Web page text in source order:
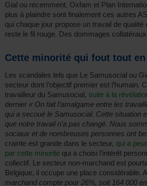
Gial ou récemment, Oxfam et Plan
plus à plaindre sont finalement ces autres
qui chaque jour propose un travail de qualité
reste le fil rouge. Des dommages
Cette minorité qui fout tout
Les scandales tels que Le Samusocial ou
secteur dont l’objectif premier est l’humain.
travailleur du Samusocial, suite à la
dernier « On fait l’amalgame entre les
qui a secoué le Samusocial. Cette situation
que notre travail n’a pas changé. Nous
sociaux et de nombreuses personnes ont
crainte est grande dans le secteur, qui a
par cette minorité qui a choisi l’intérêt
collectif. Le secteur non-marchand est
Belgique, il occupe une place considérable.
marchand compte pour 26%, soit 164 000